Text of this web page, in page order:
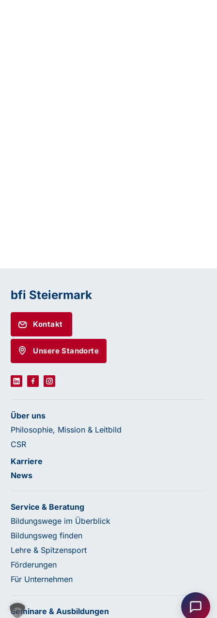
Haben Sie Fragen oder benötigen Sie
Unterstützung?
Unser Team ist gerne für Sie da! Nehmen Sie jetzt
Kontakt mit uns auf – wir freuen uns auf Ihre Anfrage.
bfi Steiermark
Kontakt
Unsere Standorte
Über uns
Philosophie, Mission & Leitbild
CSR
Karriere
News
Service & Beratung
Bildungswege im Überblick
Bildungsweg finden
Lehre & Spitzensport
Förderungen
Für Unternehmen
Seminare & Ausbildungen